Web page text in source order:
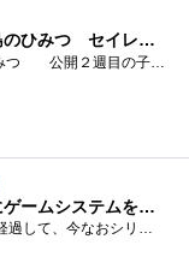
映画ちいかわ・人魚の島のひみつ セイレーンのモデルは犬だった？
映画ちいかわ人魚の島のひみつ 公開２週目の子どもさんの来場が制限されているレイトショーでも満席でしたし新たにボンドロシールの来場�...
ストーリーはそのままにゲームシステムを現代化
シリーズ開始から20年以上経過して、今なおシリーズの完結が見えてこない日本ファルコムのストーリーRPG、「英雄伝説軌跡シリーズ」。シリーズ...